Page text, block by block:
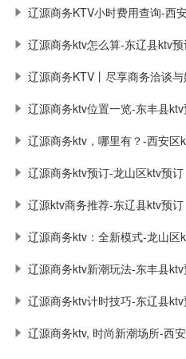
辽源商务KTV小时费用查询-西
辽源商务ktv怎么算-东辽县ktv
辽源商务KTV丨尽享商务洽谈与娱乐
辽源商务ktv位置一览-东丰县
辽源商务ktv，哪里有？-西安区
辽源商务ktv预订-龙山区ktv预订
辽源ktv商务推荐-东辽县ktv预订
辽源商务ktv：全新模式-龙山区
辽源商务ktv新潮玩法-东丰县
辽源商务ktv计时技巧-东辽县
辽源商务ktv, 时尚新潮场所-西